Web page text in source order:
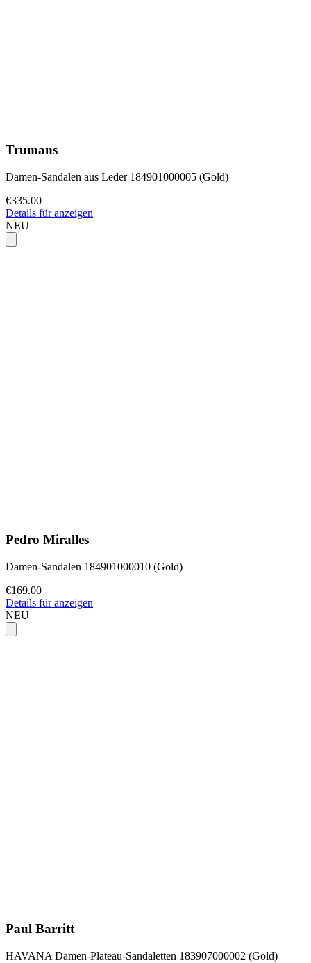
Trumans
Damen-Sandalen aus Leder 184901000005 (Gold)
€335.00
Details für anzeigen
NEU
Pedro Miralles
Damen-Sandalen 184901000010 (Gold)
€169.00
Details für anzeigen
NEU
Paul Barritt
HAVANA Damen-Plateau-Sandaletten 183907000002 (Gold)